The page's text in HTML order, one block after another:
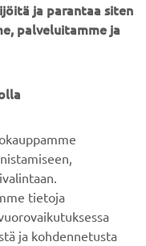
on Yamaha XT 500
joka
ja vintage-
päivittäin ja ajaen
ja parantaa siten
palveluitamme ja
tietoja
ja kohdennetusta